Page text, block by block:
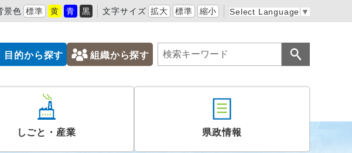
景色 標準 黄 青 黒 文字サイズ 拡大 標準 縮小 Select Language ▼
目的から探す 組織から探す
しごと・産業 県政情報